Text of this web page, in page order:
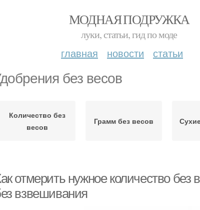
МОДНАЯ ПОДРУЖКА
луки, статьи, гид по моде
главная новости статьи
без весов
Количество без
весов
Грамм без весов
отмерить нужное количество без
взвешивания